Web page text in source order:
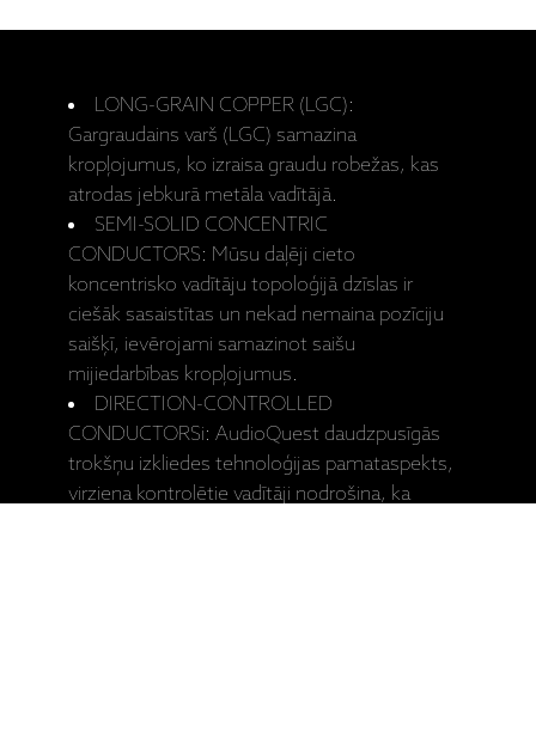
LONG-GRAIN COPPER (LGC):
Gargraudains varš (LGC) samazina
kropļojumus, ko izraisa graudu robežas, kas
atrodas jebkurā metāla vadītājā.
SEMI-SOLID CONCENTRIC
CONDUCTORS: Mūsu daļēji cieto
koncentrisko vadītāju topoloģijā dzīslas ir
ciešāk sasaistītas un nekad nemaina pozīciju
saišķī, ievērojami samazinot saišu
mijiedarbības kropļojumus.
DIRECTION-CONTROLLED
CONDUCTORSi: AudioQuest daudzpusīgās
trokšņu izkliedes tehnoloģijas pamataspekts,
virziena kontrolētie vadītāji nodrošina, ka